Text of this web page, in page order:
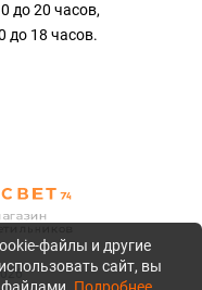
до 20 часов,
до 18 часов.
файлы и другие
сайт, вы